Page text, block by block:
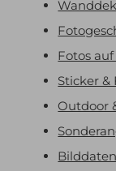
Fotos auf
Sticker &
Outdoor